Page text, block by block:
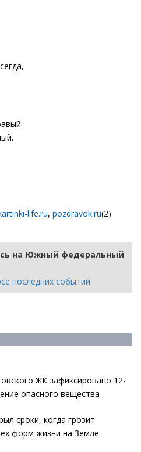
life.ru, pozdravok.ru(2)
на Южный федеральный
последних событий
ЖК зафиксировано 12-
опасного вещества
сроки, когда грозит
форм жизни на Земле